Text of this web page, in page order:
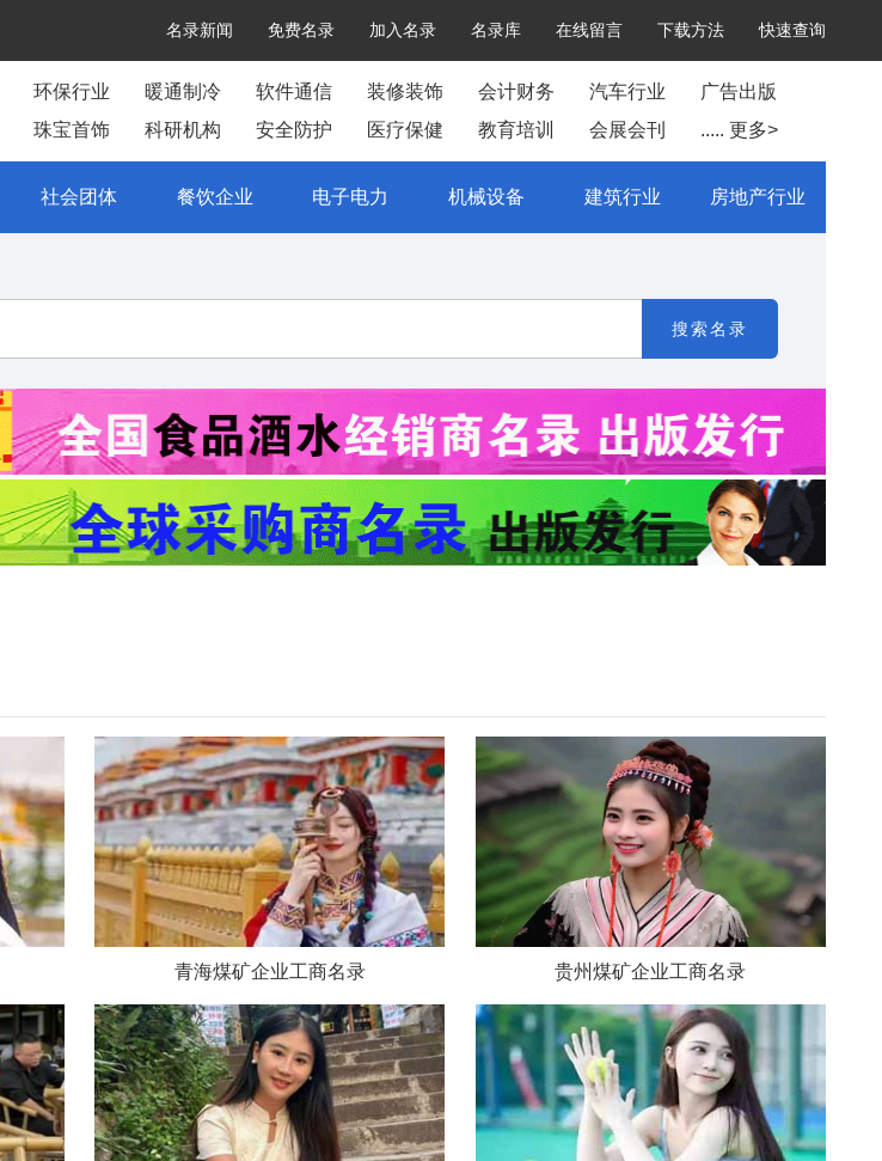
名录新闻 免费名录 加入名录 名录库 在线留言 下载方法 快速查询
环保行业 暖通制冷 软件通信 装修装饰 会计财务 汽车行业
广告出版
珠宝首饰 科研机构 安全防护 医疗保健 教育培训 会展会刊 ..... 更多>
社会团体 餐饮企业 电子电力 机械设备 建筑行业 房地产行业
搜索名录
青海煤矿企业工商名录 贵州煤矿企业工商名录